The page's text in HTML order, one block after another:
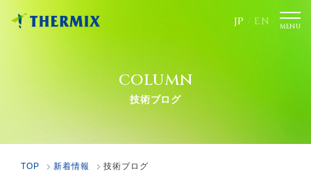
JP / EN
column
技術ブログ
TOP 新着情報 技術ブログ